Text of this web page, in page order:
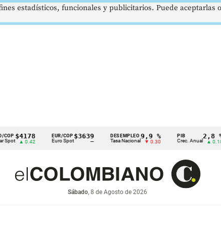
0.42
EUR/COP
Euro Spot
$3639
—
DESEMPLEO
Tasa Nacional
9,9 %
▼ 0.30
PIB
Crec. Anual
2,8 %
▲ 0.10
Sábado, 8 de Agosto de 2026
estadísticos, funcionales y publicitarios. Puede aceptarlas